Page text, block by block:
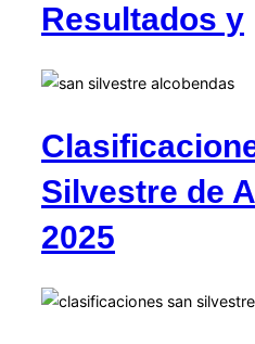
Resultados y
Silvestre de
2025